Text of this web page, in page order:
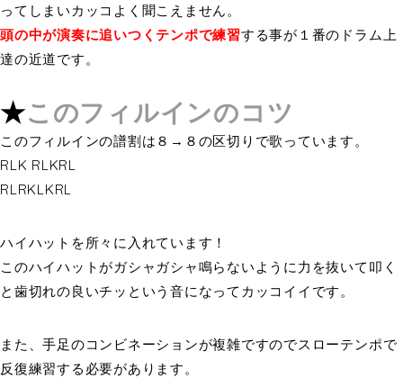
ってしまいカッコよく聞こえません。
頭の中が演奏に追いつくテンポで練習する事が１番のドラム上
達の近道です。
★このフィルインのコツ
このフィルインの譜割は８→８の区切りで歌っています。
RLK RLKRL
RLRKLKRL
ハイハットを所々に入れています！
このハイハットがガシャガシャ鳴らないように力を抜いて叩く
と歯切れの良いチッという音になってカッコイイです。
また、手足のコンビネーションが複雑ですのでスローテンポで
反復練習する必要があります。